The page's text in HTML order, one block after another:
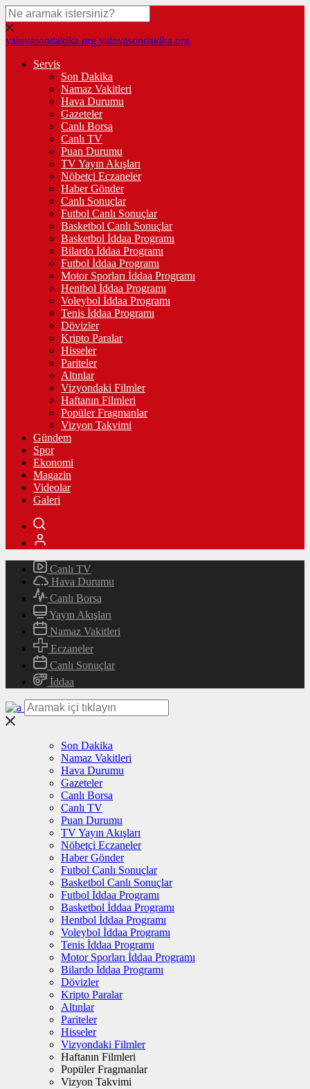
yalovasondakika.org yalovasondakika.org
Servis
Son Dakika
Namaz Vakitleri
Hava Durumu
Gazeteler
Canlı Borsa
Canlı TV
Puan Durumu
TV Yayın Akışları
Nöbetçi Eczaneler
Haber Gönder
Canlı Sonuçlar
Futbol Canlı Sonuçlar
Basketbol Canlı Sonuçlar
Basketbol İddaa Programı
Bilardo İddaa Programı
Futbol İddaa Programı
Motor Sporları İddaa Programı
Hentbol İddaa Programı
Voleybol İddaa Programı
Tenis İddaa Programı
Dövizler
Kripto Paralar
Hisseler
Pariteler
Altınlar
Vizyondaki Filmler
Haftanın Filmleri
Popüler Fragmanlar
Vizyon Takvimi
Gündem
Spor
Ekonomi
Magazin
Videolar
Galeri
Canlı TV
Hava Durumu
Canlı Borsa
Yayın Akışları
Namaz Vakitleri
Eczaneler
Canlı Sonuçlar
İddaa
Son Dakika
Namaz Vakitleri
Hava Durumu
Gazeteler
Canlı Borsa
Canlı TV
Puan Durumu
TV Yayın Akışları
Nöbetçi Eczaneler
Haber Gönder
Futbol Canlı Sonuçlar
Basketbol Canlı Sonuçlar
Futbol İddaa Programı
Basketbol İddaa Programı
Hentbol İddaa Programı
Voleybol İddaa Programı
Tenis İddaa Programı
Motor Sporları İddaa Programı
Bilardo İddaa Programı
Dövizler
Kripto Paralar
Altınlar
Pariteler
Hisseler
Vizyondaki Filmler
Haftanın Filmleri
Popüler Fragmanlar
Vizyon Takvimi